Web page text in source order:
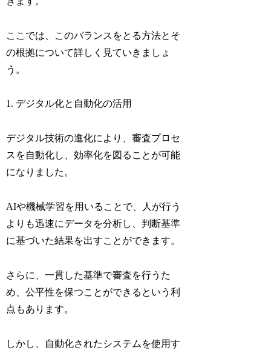
ここでは、このバランスをとる方法とそ
の根拠について詳しく見ていきましょ
う。
1. デジタル化と自動化の活用
デジタル技術の進化により、審査プロセ
スを自動化し、効率化を図ることが可能
になりました。
AIや機械学習を用いることで、人が行う
よりも迅速にデータを分析し、判断基準
に基づいた結果を出すことができます。
さらに、一貫した基準で審査を行うた
め、公平性を保つことができるという利
点もあります。
しかし、自動化されたシステムを使用す